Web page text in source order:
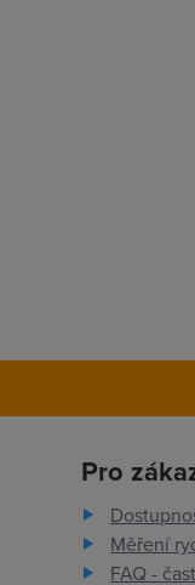
Pro
Měření
FAQ -